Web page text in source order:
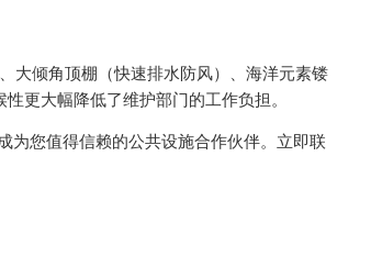
倾角顶棚（快速排水防风）、海洋元素镂
更大幅降低了维护部门的工作负担。
您值得信赖的公共设施合作伙伴。立即联